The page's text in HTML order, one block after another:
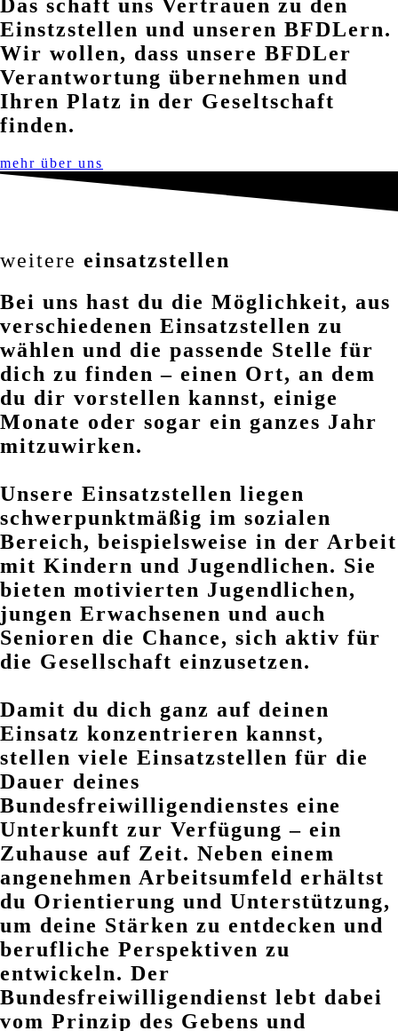
Das schaft uns Vertrauen zu den
Einstzstellen und unseren BFDLern.
Wir wollen, dass unsere BFDLer
Verantwortung übernehmen und
Ihren Platz in der Geseltschaft
finden.
mehr über uns
weitere einsatzstellen
Bei uns hast du die Möglichkeit, aus
verschiedenen Einsatzstellen zu
wählen und die passende Stelle für
dich zu finden – einen Ort, an dem
du dir vorstellen kannst, einige
Monate oder sogar ein ganzes Jahr
mitzuwirken.
Unsere Einsatzstellen liegen
schwerpunktmäßig im sozialen
Bereich, beispielsweise in der Arbeit
mit Kindern und Jugendlichen. Sie
bieten motivierten Jugendlichen,
jungen Erwachsenen und auch
Senioren die Chance, sich aktiv für
die Gesellschaft einzusetzen.
Damit du dich ganz auf deinen
Einsatz konzentrieren kannst,
stellen viele Einsatzstellen für die
Dauer deines
Bundesfreiwilligendienstes eine
Unterkunft zur Verfügung – ein
Zuhause auf Zeit. Neben einem
angenehmen Arbeitsumfeld erhältst
du Orientierung und Unterstützung,
um deine Stärken zu entdecken und
berufliche Perspektiven zu
entwickeln. Der
Bundesfreiwilligendienst lebt dabei
vom Prinzip des Gebens und